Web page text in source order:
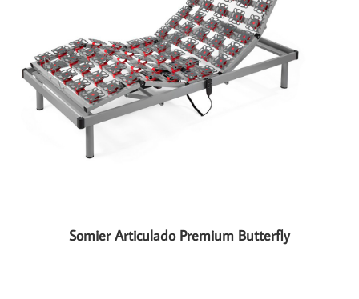
Somier Articulado Premium Butterfly